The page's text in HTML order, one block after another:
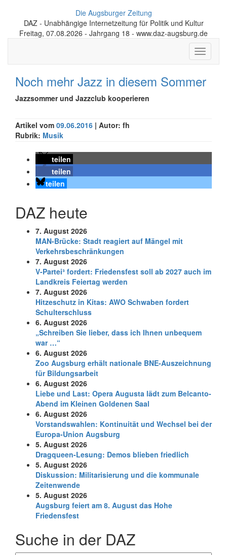
Die Augsburger Zeitung
DAZ - Unabhängige Internetzeitung für Politik und Kultur
Freitag, 07.08.2026 - Jahrgang 18 - www.daz-augsburg.de
Toggle
Noch mehr Jazz in diesem Sommer
Jazzsommer und Jazzclub kooperieren
Artikel vom 09.06.2016 | Autor: fh
Rubrik: Musik
teilen
teilen
teilen
DAZ heute
7. August 2026
MAN-Brücke: Stadt reagiert auf Mängel mit
Verkehrsbeschränkungen
7. August 2026
V-Partei­³ fordert: Friedens­fest soll ab 2027 auch im
Land­kreis Feier­tag werden
7. August 2026
Hitzeschutz in Kitas: AWO Schwaben fordert
Schulterschluss
6. August 2026
„Schreiben Sie lieber, dass ich Ihnen unbequem
war …“
6. August 2026
Zoo Augsburg erhält nationale BNE-Auszeichnung
für Bildungsarbeit
6. August 2026
Liebe und Last: Opera Augusta lädt zum Belcanto-
Abend im Kleinen Goldenen Saal
6. August 2026
Vorstandswahlen: Kontinuität und Wechsel bei der
Europa-Union Augsburg
5. August 2026
Dragqueen-Lesung: Demos blieben friedlich
5. August 2026
Diskussion: Mi­li­ta­ri­sie­rung und die kommunale
Zeitenwende
5. August 2026
Augsburg feiert am 8. August das Hohe
Friedensfest
Suche in der DAZ